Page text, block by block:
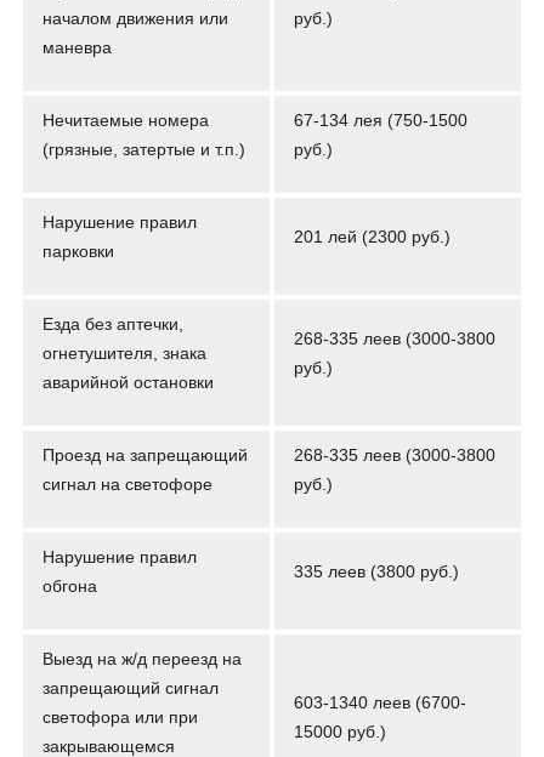
началом движения или
маневра
руб.)
Нечитаемые номера
(грязные, затертые и т.п.)
67-134 лея (750-1500
руб.)
Нарушение правил
парковки
201 лей (2300 руб.)
Езда без аптечки,
огнетушителя, знака
аварийной остановки
268-335 леев (3000-3800
руб.)
Проезд на запрещающий
сигнал на светофоре
268-335 леев (3000-3800
руб.)
Нарушение правил
обгона
335 леев (3800 руб.)
Выезд на ж/д переезд на
запрещающий сигнал
светофора или при
закрывающемся
603-1340 леев (6700-
15000 руб.)